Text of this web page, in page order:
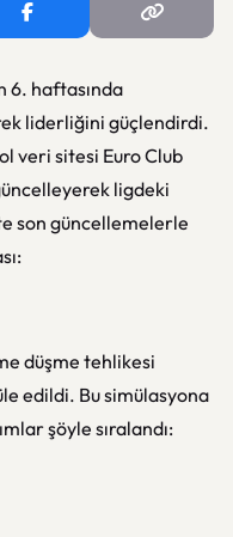
6. haftasında
liderliğini güçlendirdi.
veri sitesi Euro Club
ligdeki
son güncellemelerle
düşme tehlikesi
edildi. Bu simülasyona
şöyle sıralandı: